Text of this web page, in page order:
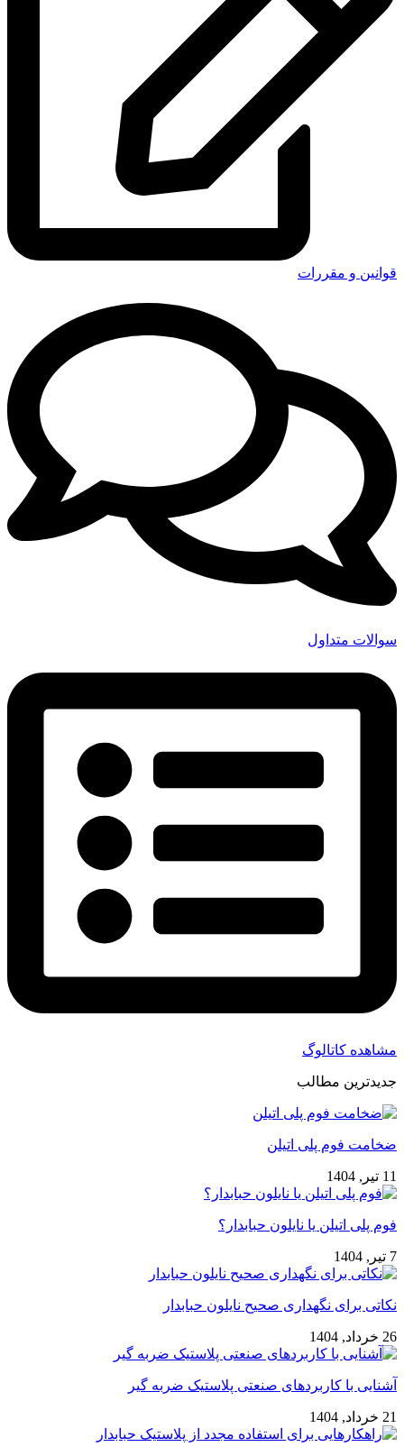
قوانین و مقررات
سوالات متداول
مشاهده کاتالوگ
جدیدترین مطالب
ضخامت فوم پلی اتیلن
11 تیر, 1404
فوم پلی اتیلن یا نایلون حبابدار؟
7 تیر, 1404
نکاتی برای نگهداری صحیح نایلون حبابدار
26 خرداد, 1404
آشنایی با کاربردهای صنعتی پلاستیک ضربه گیر
21 خرداد, 1404